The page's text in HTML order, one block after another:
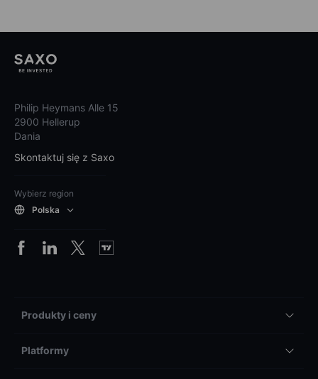
Philip Heymans Alle 15
2900 Hellerup
Dania
Skontaktuj się z Saxo
Wybierz region
Polska
Produkty i ceny
Platformy